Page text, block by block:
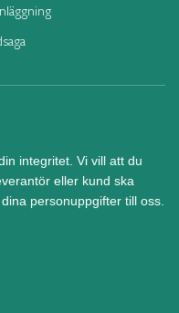
integritet. Vi vill att du
eller kund ska
personuppgifter till oss.